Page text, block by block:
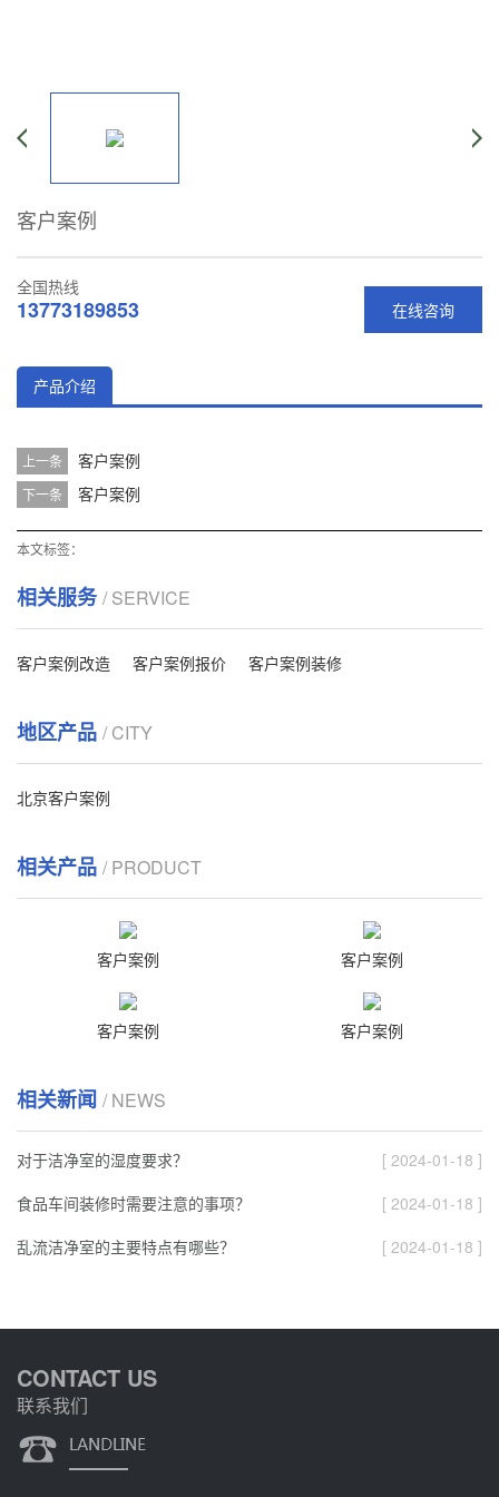
客户案例
在线咨询
全国热线
13773189853
产品介绍
上一条 客户案例
下一条 客户案例
本文标签：
相关服务/ SERVICE
客户案例改造 客户案例报价 客户案例装修
地区产品 / CITY
北京客户案例
相关产品 / PRODUCT
客户案例 客户案例
客户案例 客户案例
相关新闻 / NEWS
对于洁净室的湿度要求？
[ 2024-01-18 ]
食品车间装修时需要注意的事项？
[ 2024-01-18 ]
乱流洁净室的主要特点有哪些？
[ 2024-01-18 ]
CONTACT US
联系我们